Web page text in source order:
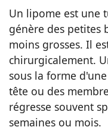
Un lipome est une
génère des petites
moins grosses. Il
chirurgicalement.
sous la forme
tête ou des
régresse souvent
semaines ou mois.